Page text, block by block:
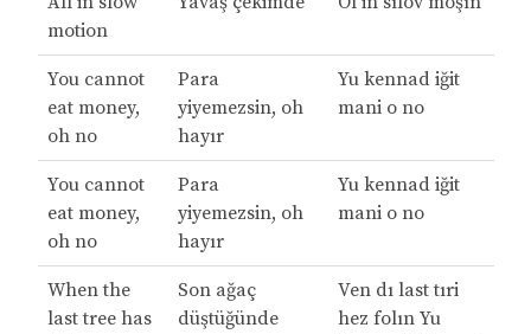
motion
You cannot
eat money,
oh no
Para
yiyemezsin, oh
hayır
Yu kennad iğit
mani o no
You cannot
eat money,
oh no
Para
yiyemezsin, oh
hayır
Yu kennad iğit
mani o no
When the
last tree has
Son ağaç
düştüğünde
Ven dı last tıri
hez folın Yu